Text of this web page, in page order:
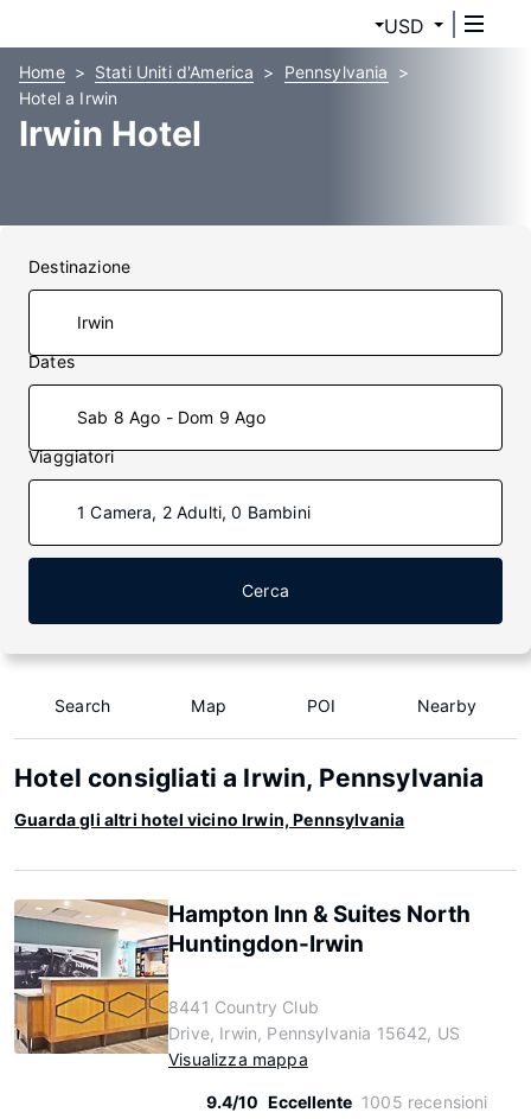
USD
Home Stati Uniti d'America
Pennsylvania
Hotel a Irwin
Irwin Hotel
Destinazione
Dates
Sab 8 Ago - Dom 9 Ago
Viaggiatori
1 Camera, 2 Adulti, 0 Bambini
Cerca
Search Map POI Nearby
Hotel consigliati a Irwin, Pennsylvania
Guarda gli altri hotel vicino Irwin, Pennsylvania
Hampton Inn & Suites North
Huntingdon-Irwin
8441 Country Club
Drive, Irwin, Pennsylvania 15642, US
Visualizza mappa
9.4/10 Eccellente 1005 recensioni